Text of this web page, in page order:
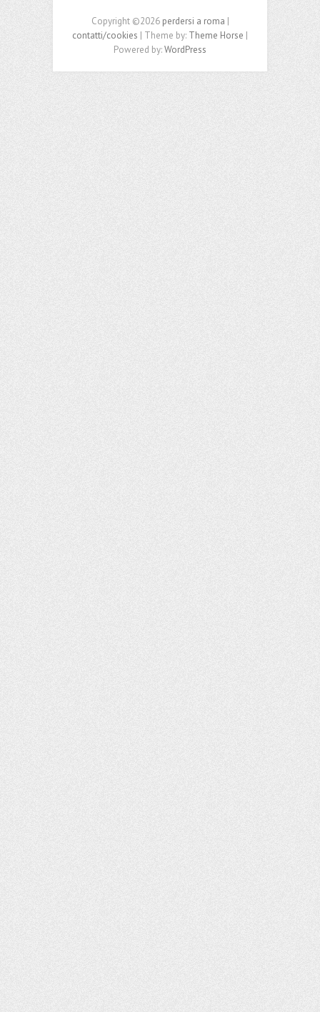
Copyright ©2026 perdersi a roma |
contatti/cookies | Theme by: Theme Horse |
Powered by:WordPress